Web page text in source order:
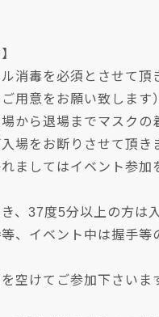
消毒を必須とさせて頂
用意をお願い致します）
から退場までマスクの
場をお断りさせて頂き
ましてはイベント参加
、37度5分以上の方は
、イベント中は握手等
空けてご参加下さいま